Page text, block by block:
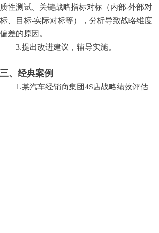
质性测试、关键战略指标对标（内部-外部对
标、目标-实际对标等），分析导致战略维度
偏差的原因。
3.提出改进建议，辅导实施。
三、经典案例
1.某汽车经销商集团4S店战略绩效评估